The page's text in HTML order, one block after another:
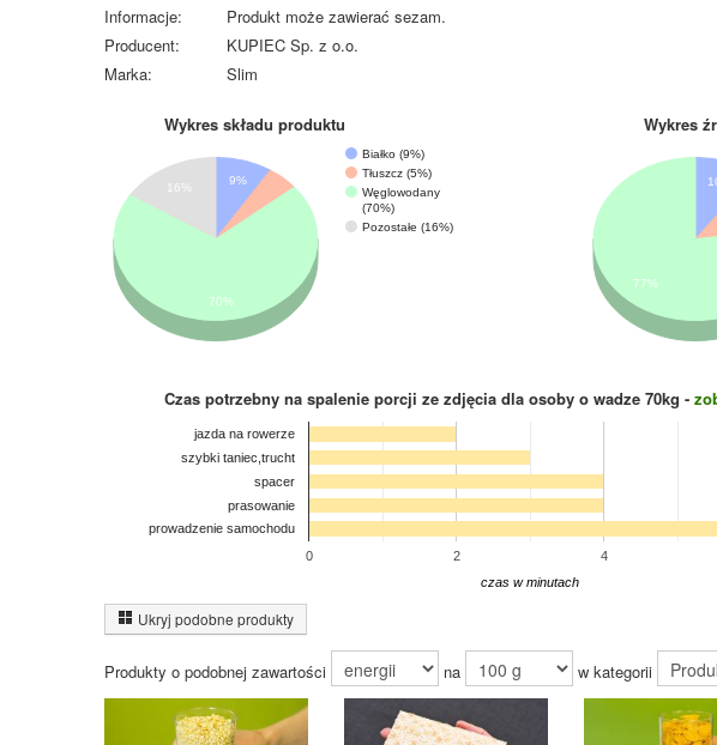
Informacje:
Produkt może zawierać sezam.
Producent:
KUPIEC Sp. z o.o.
Marka:
Slim
Wykres składu produktu
Białko (9%)
Tłuszcz (5%)
Węglowodany
(70%)
Pozostałe (16%)
9%
16%
70%
Wykres
77%
Czas potrzebny na spalenie porcji ze zdjęcia dla osoby o wadze 70kg -
0 2 4
jazda na rowerze
szybki taniec,trucht
spacer
prasowanie
prowadzenie samochodu
czas w minutach
Ukryj podobne produkty
Produkty o podobnej zawartości na w kategorii